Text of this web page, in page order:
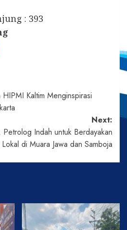
: 393
Kaltim Menginspirasi
Next:
Petrolog Indah untuk Berdayakan
di Muara Jawa dan Samboja